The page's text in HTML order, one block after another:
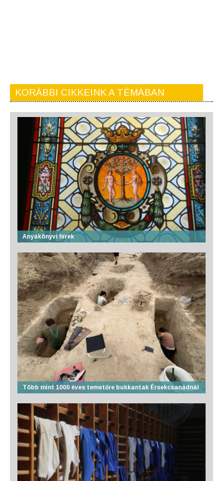
KORÁBBI CIKKEINK A TÉMÁBAN
Anyakönyvi hírek
Több mint 1000 éves temetőre bukkantak Érsekcsanádnál